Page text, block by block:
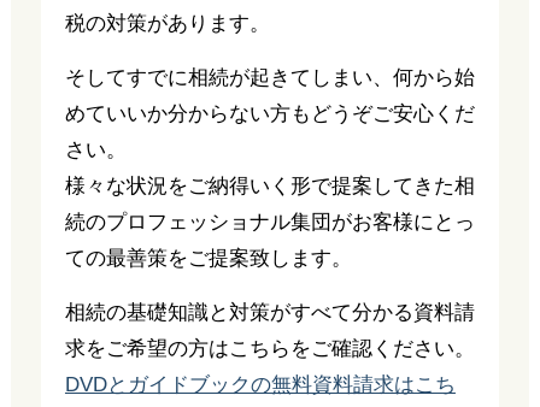
税の対策があります。
そしてすでに相続が起きてしまい、何から始
めていいか分からない方もどうぞご安心くだ
さい。
様々な状況をご納得いく形で提案してきた相
続のプロフェッショナル集団がお客様にとっ
ての最善策をご提案致します。
相続の基礎知識と対策がすべて分かる資料請
求をご希望の方はこちらをご確認ください。
DVDとガイドブックの無料資料請求はこち